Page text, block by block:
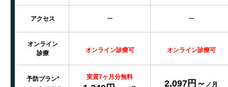
アクセス ー ー
オンライン
診療
オンライン診療可 オンライン診療可
予防プラン* 実質7ヶ月分無料
2,097円～ ／月